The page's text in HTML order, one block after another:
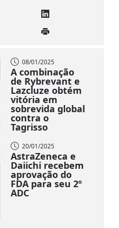
08/01/2025
A combinação
de Rybrevant e
Lazcluze obtém
vitória em
sobrevida global
contra o
Tagrisso
20/01/2025
AstraZeneca e
Daiichi recebem
aprovação do
FDA para seu 2º
ADC